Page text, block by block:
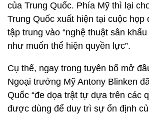
của Trung Quốc. Phía Mỹ thì lại
Trung Quốc xuất hiện tại cuộc
tập trung vào “nghệ thuật sân
như muốn thể hiện quyền lực”.
Cụ thể, ngay trong tuyên bố mở
Ngoại trưởng Mỹ Antony Blinken
Quốc “đe dọa trật tự dựa trên các
được dùng để duy trì sự ổn định